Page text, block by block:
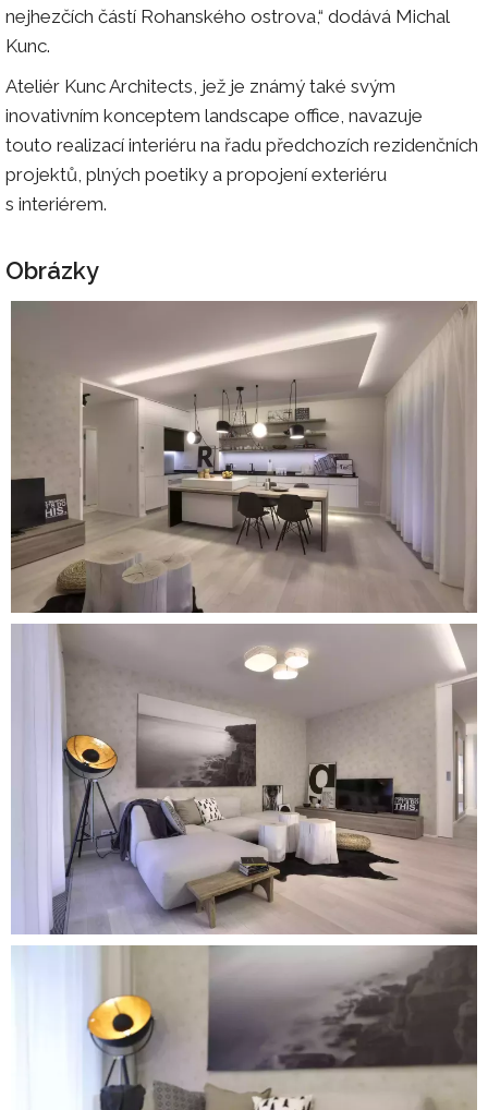
nejhezčích částí Rohanského ostrova,“ dodává Michal
Kunc.
Ateliér Kunc Architects, jež je známý také svým
inovativním konceptem landscape office, navazuje
touto realizací interiéru na řadu předchozích rezidenčních
projektů, plných poetiky a propojení exteriéru
s interiérem.
Obrázky